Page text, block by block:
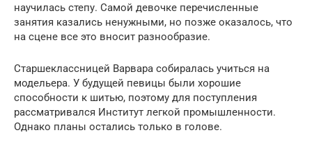
научилась степу. Самой девочке перечисленные
занятия казались ненужными, но позже оказалось, что
на сцене все это вносит разнообразие.
Старшеклассницей Варвара собиралась учиться на
модельера. У будущей певицы были хорошие
способности к шитью, поэтому для поступления
рассматривался Институт легкой промышленности.
Однако планы остались только в голове.